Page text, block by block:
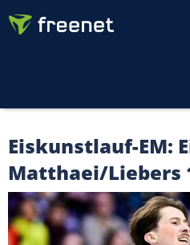
Eiskunstlauf-EM:
Matthaei/Liebers